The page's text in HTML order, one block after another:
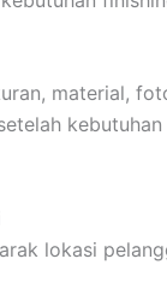
material,
lokasi